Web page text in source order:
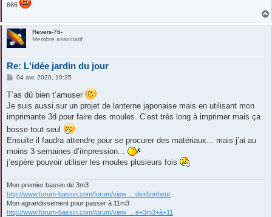
666
Revers-76-
Membre associatif
Re: L'idée jardin du jour
M
s
a
e
04 avr. 2020, 10:35
T’as dû bien t’amuser
Je suis aussi sur un projet de lanterne japonaise mais en utilisant mon
imprimante 3d pour faire des moules. C’est très long à imprimer mais ça
bosse tout seul
Ensuite il faudra attendre pour se procurer des matériaux... mais j’ai au
moins 3 semaines d’impression...
j’espère pouvoir utiliser les moules plusieurs fois
Mon premier bassin de 3m3
http://www.forum-bassin.com/forum/view ... de+bonheur
Mon agrandissement pour passer à 11m3
http://www.forum-bassin.com/forum/view ... e+3m3+à+11